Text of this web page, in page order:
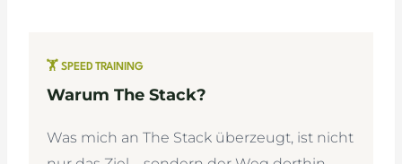
🏋️ SPEED TRAINING
Warum The Stack?
Was mich an The Stack überzeugt, ist nicht